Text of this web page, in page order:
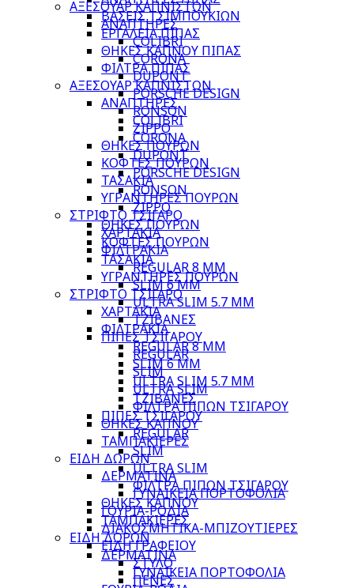
ΑΞΕΣΟΥΑΡ ΚΑΠΝΙΣΤΩΝ
ΑΝΑΠΤΗΡΕΣ
COLIBRI
CORONA
DUPONT
PORSCHE DESIGN
RONSON
ZIPPO
ΘΗΚΕΣ ΠΟΥΡΩΝ
ΚΟΦΤΕΣ ΠΟΥΡΩΝ
ΤΑΣΑΚΙΑ
ΥΓΡΑΝΤΗΡΕΣ ΠΟΥΡΩΝ
ΣΤΡΙΦΤΟ ΤΣΙΓΑΡΟ
ΧΑΡΤΑΚΙΑ
ΦΙΛΤΡΑΚΙΑ
REGULAR 8 MM
SLIM 6 MM
ULTRA SLIM 5.7 MM
ΤΖΙΒΑΝΕΣ
ΠΙΠΕΣ ΤΣΙΓΑΡΟΥ
REGULAR
SLIM
ULTRA SLIM
ΦΙΛΤΡΑ ΠΙΠΩΝ ΤΣΙΓΑΡΟΥ
ΘΗΚΕΣ ΚΑΠΝΟΥ
ΤΑΜΠΑΚΙΕΡΕΣ
ΕΙΔΗ ΔΩΡΩΝ
ΔΕΡΜΑΤΙΝΑ
ΓΥΝΑΙΚΕΙΑ ΠΟΡΤΟΦΟΛΙΑ
ΓΟΥΡΙΑ-ΡΟΔΙΑ
ΔΙΑΚΟΣΜΗΤΙΚΑ-ΜΠΙΖΟΥΤΙΕΡΕΣ
ΕΙΔΗ ΓΡΑΦΕΙΟΥ
ΣΤΥΛΟ
ΠΕΝΕΣ
ΒΑΣΕΙΣ ΤΣΙΜΠΟΥΚΙΩΝ
ΕΡΓΑΛΕΙΑ ΠΙΠΑΣ
ΘΗΚΕΣ ΚΑΠΝΟΥ ΠΙΠΑΣ
ΦΙΛΤΡΑ ΠΙΠΑΣ
ΑΞΕΣΟΥΑΡ ΚΑΠΝΙΣΤΩΝ
ΑΝΑΠΤΗΡΕΣ
COLIBRI
CORONA
DUPONT
PORSCHE DESIGN
RONSON
ZIPPO
ΘΗΚΕΣ ΠΟΥΡΩΝ
ΚΟΦΤΕΣ ΠΟΥΡΩΝ
ΤΑΣΑΚΙΑ
ΥΓΡΑΝΤΗΡΕΣ ΠΟΥΡΩΝ
ΣΤΡΙΦΤΟ ΤΣΙΓΑΡΟ
ΧΑΡΤΑΚΙΑ
ΦΙΛΤΡΑΚΙΑ
REGULAR 8 MM
SLIM 6 MM
ULTRA SLIM 5.7 MM
ΤΖΙΒΑΝΕΣ
ΠΙΠΕΣ ΤΣΙΓΑΡΟΥ
REGULAR
SLIM
ULTRA SLIM
ΦΙΛΤΡΑ ΠΙΠΩΝ ΤΣΙΓΑΡΟΥ
ΘΗΚΕΣ ΚΑΠΝΟΥ
ΤΑΜΠΑΚΙΕΡΕΣ
ΕΙΔΗ ΔΩΡΩΝ
ΔΕΡΜΑΤΙΝΑ
ΓΥΝΑΙΚΕΙΑ ΠΟΡΤΟΦΟΛΙΑ